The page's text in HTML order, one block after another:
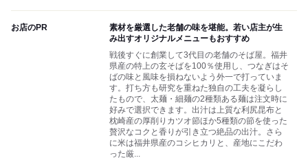
お店のPR
素材を厳選した老舗の味を堪能。若い店主が生
み出すオリジナルメニューもおすすめ
戦後すぐに創業して3代目の老舗のそば屋。福井
県産の特上の玄そばを100％使用し、つなぎはそ
ばの味と風味を損ねないよう外一で打っていま
す。打ち方も研究を重ねた独自の工夫を凝らし
たもので、太麺・細麺の2種類ある麺は注文時に
好みで選択できます。出汁は上質な利尻昆布と
枕崎産の厚削りカツオ節ほか5種類の節を使った
贅沢なコクと香りが引き立つ絶品の出汁。さら
に米は福井県産のコシヒカリと、産地にこだわ
った厳...